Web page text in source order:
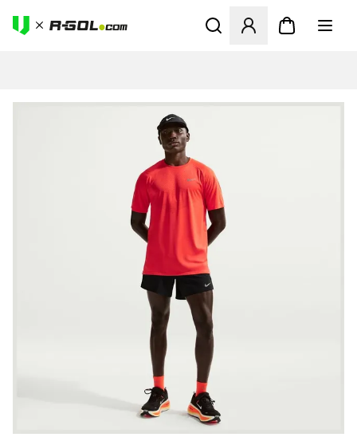
Odpre Modal za prijavo ali